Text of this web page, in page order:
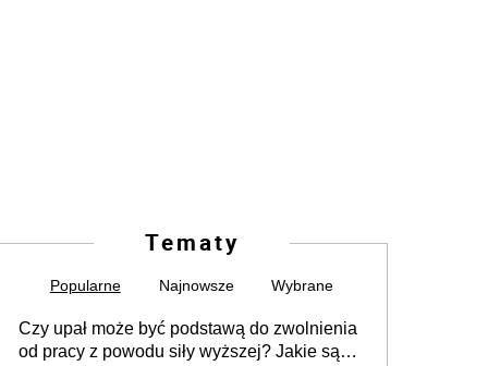
Tematy
Popularne Najnowsze Wybrane
Czy upał może być podstawą do zwolnienia
od pracy z powodu siły wyższej? Jakie są